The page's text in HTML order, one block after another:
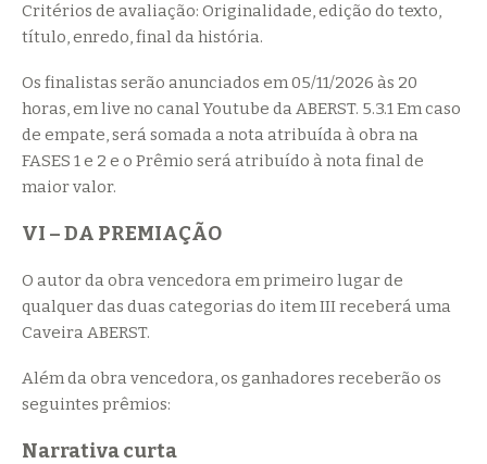
Critérios de avaliação: Originalidade, edição do texto,
título, enredo, final da história.
Os finalistas serão anunciados em 05/11/2026 às 20
horas, em live no canal Youtube da ABERST. 5.3.1 Em caso
de empate, será somada a nota atribuída à obra na
FASES 1 e 2 e o Prêmio será atribuído à nota final de
maior valor.
VI – DA PREMIAÇÃO
O autor da obra vencedora em primeiro lugar de
qualquer das duas categorias do item III receberá uma
Caveira ABERST.
Além da obra vencedora, os ganhadores receberão os
seguintes prêmios:
Narrativa curta